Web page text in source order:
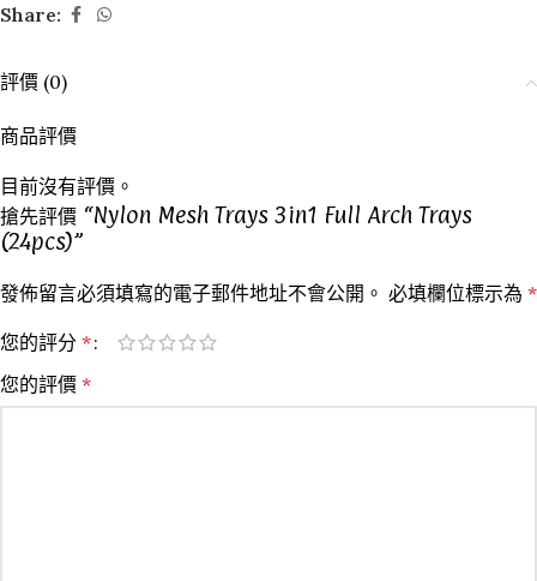
Share:
評價 (0)
商品評價
目前沒有評價。
搶先評價 “Nylon Mesh Trays 3in1 Full Arch Trays
(24pcs)”
發佈留言必須填寫的電子郵件地址不會公開。 必填欄位標示為 *
您的評分 *
您的評價 *